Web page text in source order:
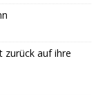
zurück auf ihre